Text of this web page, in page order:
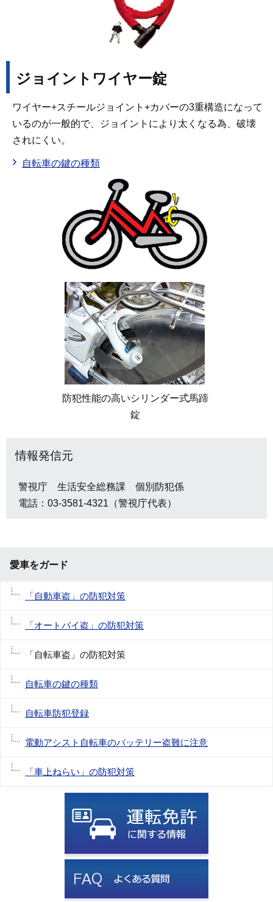
ジョイントワイヤー錠
ワイヤー+スチールジョイント+カバーの3重構造になって
いるのが一般的で、ジョイントにより太くなる為、破壊
されにくい。
自転車の鍵の種類
防犯性能の高いシリンダー式馬蹄
錠
情報発信元
警視庁 生活安全総務課 個別防犯係
電話：03-3581-4321（警視庁代表）
愛車をガード
「自動車盗」の防犯対策
「オートバイ盗」の防犯対策
「自転車盗」の防犯対策
自転車の鍵の種類
自転車防犯登録
電動アシスト自転車のバッテリー盗難に注意
「車上ねらい」の防犯対策